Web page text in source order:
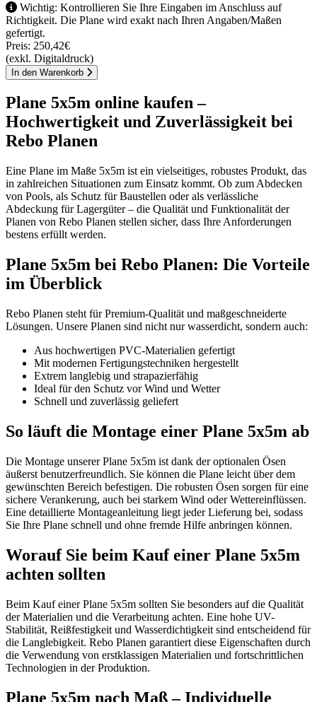
Wichtig: Kontrollieren Sie Ihre Eingaben im Anschluss auf
Richtigkeit. Die Plane wird exakt nach Ihren Angaben/Maßen
gefertigt.
Preis: 250,42€
(exkl. Digitaldruck)
In den Warenkorb
Plane 5x5m online kaufen –
Hochwertigkeit und Zuverlässigkeit bei
Rebo Planen
Eine Plane im Maße 5x5m ist ein vielseitiges, robustes Produkt, das
in zahlreichen Situationen zum Einsatz kommt. Ob zum Abdecken
von Pools, als Schutz für Baustellen oder als verlässliche
Abdeckung für Lagergüter – die Qualität und Funktionalität der
Planen von Rebo Planen stellen sicher, dass Ihre Anforderungen
bestens erfüllt werden.
Plane 5x5m bei Rebo Planen: Die Vorteile
im Überblick
Rebo Planen steht für Premium-Qualität und maßgeschneiderte
Lösungen. Unsere Planen sind nicht nur wasserdicht, sondern auch:
Aus hochwertigen PVC-Materialien gefertigt
Mit modernen Fertigungstechniken hergestellt
Extrem langlebig und strapazierfähig
Ideal für den Schutz vor Wind und Wetter
Schnell und zuverlässig geliefert
So läuft die Montage einer Plane 5x5m ab
Die Montage unserer Plane 5x5m ist dank der optionalen Ösen
äußerst benutzerfreundlich. Sie können die Plane leicht über dem
gewünschten Bereich befestigen. Die robusten Ösen sorgen für eine
sichere Verankerung, auch bei starkem Wind oder Wettereinflüssen.
Eine detaillierte Montageanleitung liegt jeder Lieferung bei, sodass
Sie Ihre Plane schnell und ohne fremde Hilfe anbringen können.
Worauf Sie beim Kauf einer Plane 5x5m
achten sollten
Beim Kauf einer Plane 5x5m sollten Sie besonders auf die Qualität
der Materialien und die Verarbeitung achten. Eine hohe UV-
Stabilität, Reißfestigkeit und Wasserdichtigkeit sind entscheidend für
die Langlebigkeit. Rebo Planen garantiert diese Eigenschaften durch
die Verwendung von erstklassigen Materialien und fortschrittlichen
Technologien in der Produktion.
Plane 5x5m nach Maß – Individuelle